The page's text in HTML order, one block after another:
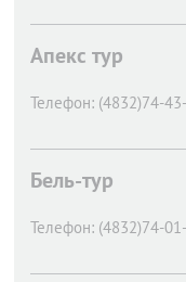
Апекс тур
Телефон: (4832)74-
Бель-тур
Телефон: (4832)74-